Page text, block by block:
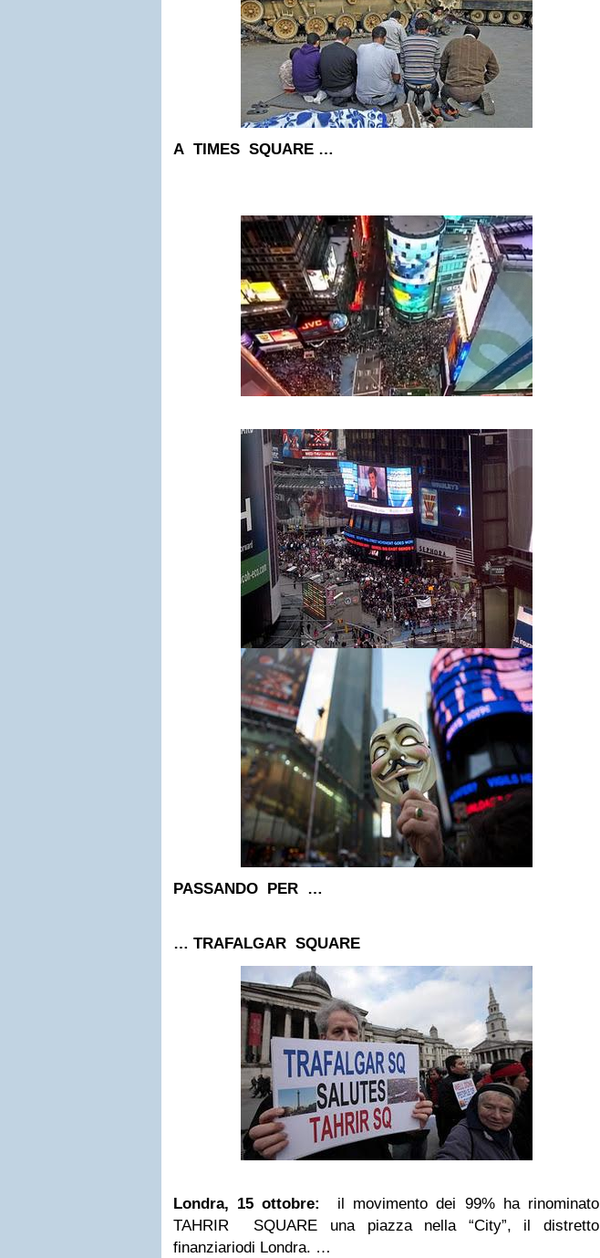
A TIMES SQUARE …
PASSANDO PER …
… TRAFALGAR SQUARE
Londra, 15 ottobre:
il movimento dei 99% ha rinominato
TAHRIR SQUARE una piazza nella “City”, il distretto
finanziariodi Londra. …